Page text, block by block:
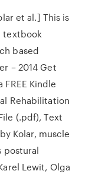
et al.] This is
textbook
based
– 2014 Get
Kindle
Rehabilitation
(.pdf), Text
Kolar, muscle
postural
Lewit, Olga